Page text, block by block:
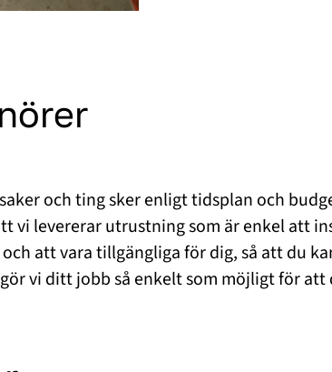
och ting sker enligt tidsplan och
vi levererar utrustning som är enkel att
att vara tillgängliga för dig, så att du
vi ditt jobb så enkelt som möjligt för